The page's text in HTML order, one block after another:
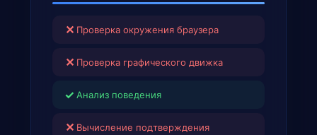
✕ Проверка окружения браузера
✕ Проверка графического движка
✓ Анализ поведения
✕ Вычисление подтверждения